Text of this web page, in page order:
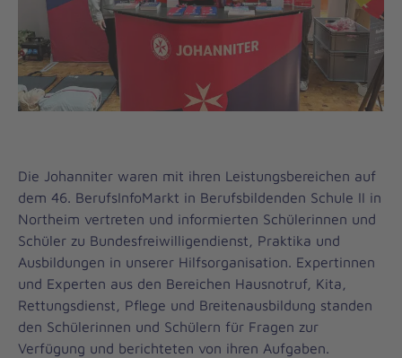
Die Johanniter waren mit ihren Leistungsbereichen auf
dem 46. BerufsInfoMarkt in Berufsbildenden Schule II in
Northeim vertreten und informierten Schülerinnen und
Schüler zu Bundesfreiwilligendienst, Praktika und
Ausbildungen in unserer Hilfsorganisation. Expertinnen
und Experten aus den Bereichen Hausnotruf, Kita,
Rettungsdienst, Pflege und Breitenausbildung standen
den Schülerinnen und Schülern für Fragen zur
Verfügung und berichteten von ihren Aufgaben.